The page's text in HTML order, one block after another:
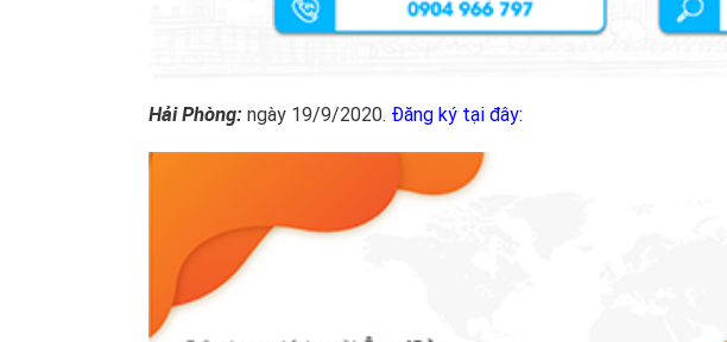
Hải Phòng: ngày 19/9/2020. Đăng ký tại đây: